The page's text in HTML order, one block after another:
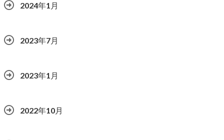
2024年1月
2023年7月
2023年1月
2022年10月